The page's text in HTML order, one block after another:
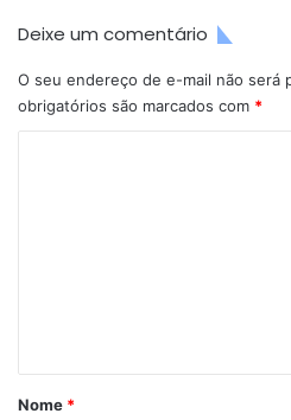
Deixe um comentário
O seu endereço de e-mail não será
obrigatórios são marcados com *
rNome *